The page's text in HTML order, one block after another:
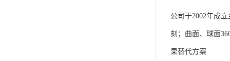
公司于2002年成
刻；曲面、球面
果替代方案